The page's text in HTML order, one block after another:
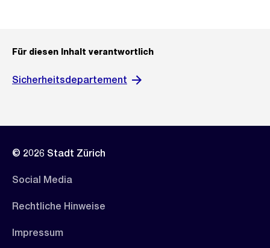
Für diesen Inhalt verantwortlich
Sicherheitsdepartement
© 2026 Stadt Zürich
Social Media
Rechtliche Hinweise
Impressum